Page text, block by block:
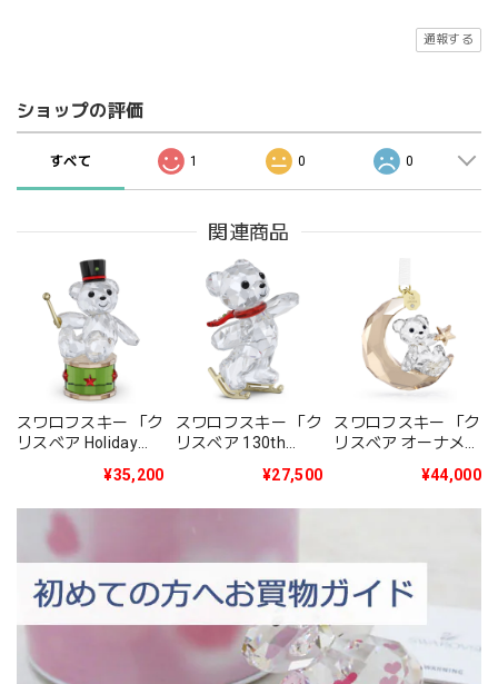
通報する
ショップの評価
すべて 1 0 0
関連商品
スワロフスキー 「ク
リスベア Holiday
品」5701510¥35,200
スワロフスキー 「ク
リスベア 130th
¥27,500
スワロフスキー 「ク
リスベア オーナメン
産品」5701830¥44,000